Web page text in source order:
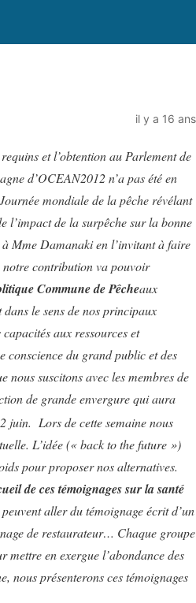
il y a 16 ans
et l’obtention au Parlement de
d’OCEAN2012 n’a pas été en
mondiale de la pêche révélant
l’impact de la surpêche sur la bonne
Mme Damanaki en l’invitant à faire
notre contribution va pouvoir
Commune de Pêcheaux
le sens de nos principaux
aux ressources et
du grand public et des
nous suscitons avec les membres de
de grande envergure qui aura
juin. Lors de cette semaine nous
L’idée (« back to the future »)
pour proposer nos alternatives.
de ces témoignages sur la santé
aller du témoignage écrit d’un
de restaurateur… Chaque groupe
en exergue l’abondance des
nous présenterons ces témoignages